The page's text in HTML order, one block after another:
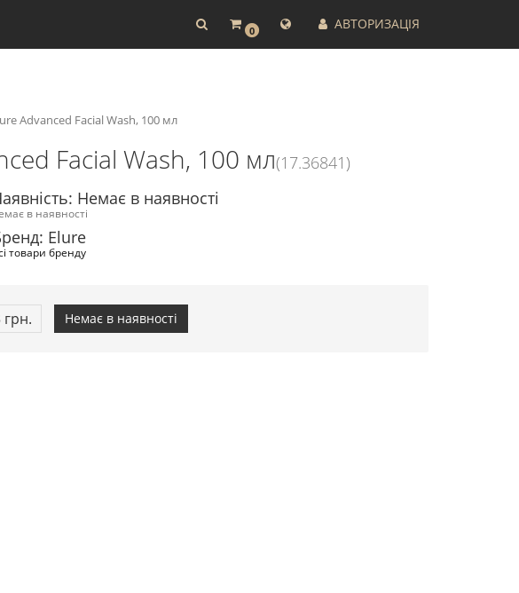
0 АВТОРИЗАЦІЯ
Advanced Facial Wash, 100 мл
Facial Wash, 100 мл(17.36841)
Немає в наявності
в наявності
Elure
товари бренду
грн. Немає в наявності